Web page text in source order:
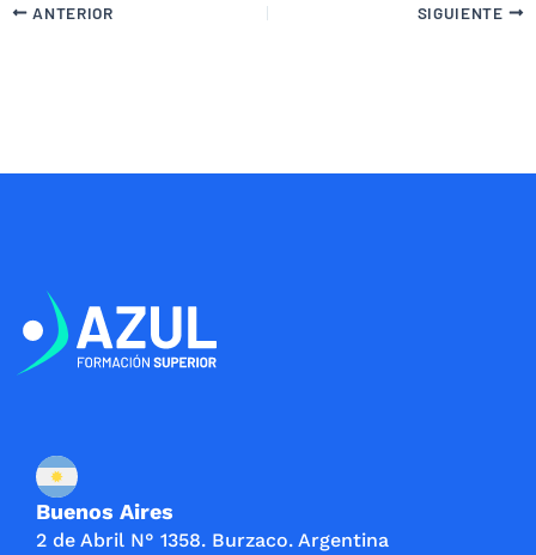
ANTERIOR SIGUIENTE
Buenos Aires
2 de Abril N° 1358. Burzaco. Argentina